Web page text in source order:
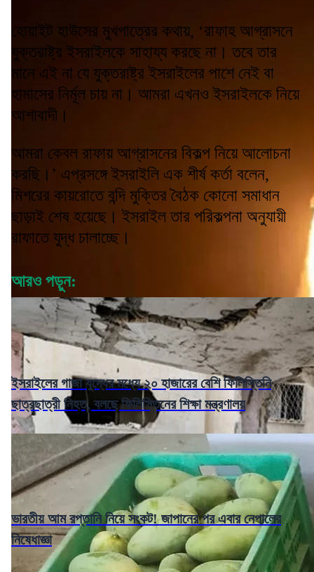
হোয়াইট হাউসের মুখপাত্রের কথায়, ‘রাফাহ আগ্রাসনে
যুক্তরাষ্ট্র ইসরাইলকে সাহায্য করছে না। তবে তার
মানে এই না যে যুক্তরাষ্ট্র ইসরাইলের পাশে নেই বা
হামাসের নির্মূল চায় না। আমরা এখনও ইসরাইলকে নিয়ে
আশাবাদী।
আমরা কেবল রাফায় আগ্রাসনের বিকল্প নিয়ে আলোচনা
করছি।’ এপ্রসঙ্গে ইসরাইলি এক শীর্ষ কর্তা বলেন,
মিশরের কায়রোতে বন্দি মুক্তির বৈঠক কোনো সমাধান
ছাড়াই শেষ হয়েছে। ইসরাইল তার পরিকল্পনা অনুযায়ী
রাফাতে যুদ্ধ চালাচ্ছে।
আরও পড়ুন:
ইসরাইলের গাজা যুদ্ধের মধ্যে ২০ হাজারের বেশি ফিলিস্তিনি
ছাত্রছাত্রী নিহত, বলছে ফিলিস্তিনের শিক্ষা মন্ত্রণালয়
ভারতীয় আম রপ্তানি নিয়ে সংকট! জাপানের পর এবার নেপালের
নিষেধাজ্ঞা